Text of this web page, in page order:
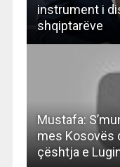
instrument i
shqiptarëve
Mustafa:
mes Kosovës
çështja e